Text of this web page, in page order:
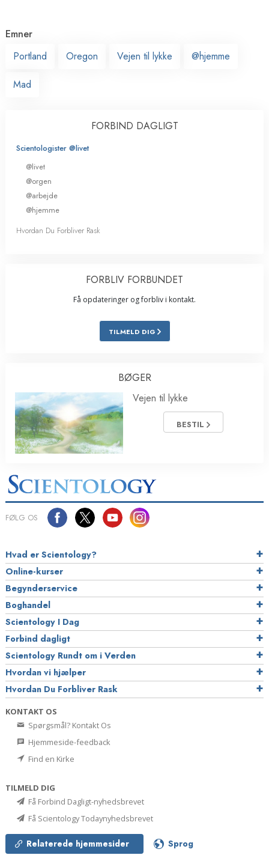
Emner
Portland
Oregon Vejen til lykke @hjemme
Mad
FORBIND DAGLIGT
Scientologister @livet
@livet
@orgen
@arbejde
@hjemme
Hvordan Du Forbliver Rask
FORBLIV FORBUNDET
Få opdateringer og forbliv i kontakt.
TILMELD DIG
BØGER
Vejen til lykke
BESTIL
FØLG OS
Hvad er Scientology?
Online-kurser
Begynderservice
Boghandel
Scientology I Dag
Forbind dagligt
Scientology Rundt om i Verden
Hvordan vi hjælper
Hvordan Du Forbliver Rask
KONTAKT OS
Spørgsmål? Kontakt Os
Hjemmeside-feedback
Find en Kirke
TILMELD DIG
Få Forbind Dagligt-nyhedsbrevet
Få Scientology Todaynyhedsbrevet
Relaterede hjemmesider Sprog